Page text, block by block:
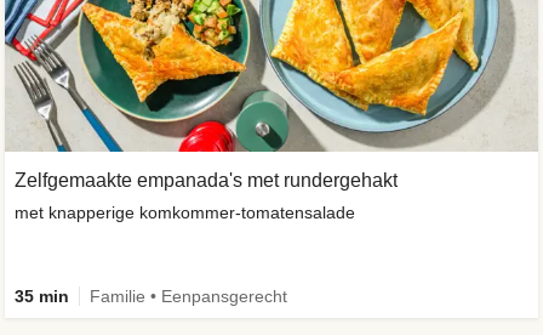
Zelfgemaakte empanada's met rundergehakt
met knapperige komkommer-tomatensalade
35 min Familie • Eenpansgerecht